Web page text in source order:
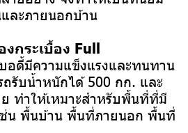
ละภายนอกบ้าน
ระเบื้อง Full
อดี้มีความแข็งแรงและทนทาน
ถรับน้ำหนักได้ 500 กก. และ
ทำให้เหมาะสำหรับพื้นที่ที่มี
ช่น พื้นบ้าน พื้นที่ภายนอก พื้นที่